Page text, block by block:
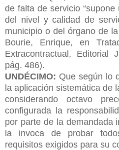
de falta de servicio
del nivel y calidad de
municipio o del órgano de
Bourie, Enrique, en
Extracontractual, Editorial
pág. 486).
UNDÉCIMO: Que según lo
la aplicación sistemática de
considerando octavo
configurada la
por parte de la demandada
la invoca de probar
requisitos exigidos para su